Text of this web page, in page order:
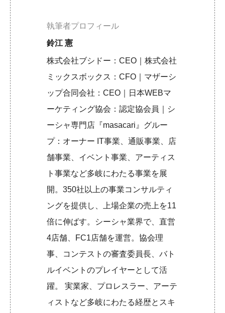
執筆者プロフィール
鈴江 憲
株式会社ブシドー：CEO｜株式会社
ミックスボックス：CFO｜マザーシ
ップ合同会社：CEO｜日本WEBマ
ーケティング協会：認定協会員｜シ
ーシャ専門店『masacari』グルー
プ：オーナー IT事業、通販事業、店
舗事業、イベント事業、アーティス
ト事業など多岐にわたる事業を展
開。350社以上の事業コンサルティ
ングを提供し、上場企業の売上を11
倍に伸ばす。シーシャ業界で、直営
4店舗、FC1店舗を運営。協会理
事、コンテストの審査委員長、バト
ルイベントのプレイヤーとして活
躍。 実業家、プロレスラー、アーテ
ィストなど多岐にわたる経歴とスキ